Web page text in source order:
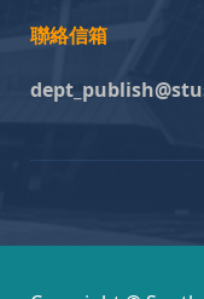
聯絡信箱